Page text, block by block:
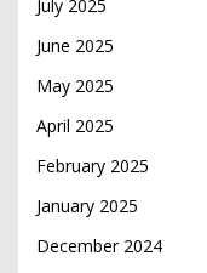
July 2025
June 2025
May 2025
April 2025
February 2025
January 2025
December 2024